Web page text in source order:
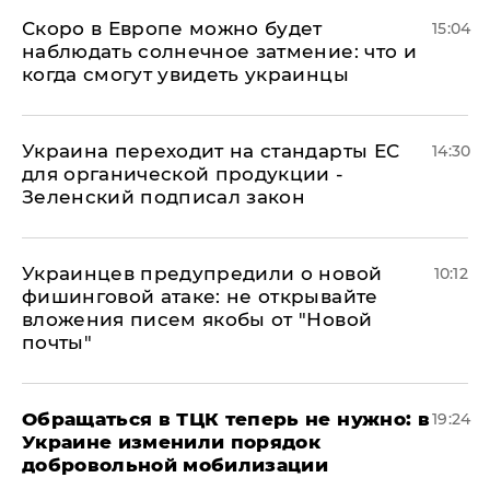
Скоро в Европе можно будет
наблюдать солнечное затмение: что и
когда смогут увидеть украинцы
15:04
Украина переходит на стандарты ЕС
для органической продукции -
Зеленский подписал закон
14:30
Украинцев предупредили о новой
фишинговой атаке: не открывайте
вложения писем якобы от "Новой
почты"
10:12
Обращаться в ТЦК теперь не нужно: в
Украине изменили порядок
добровольной мобилизации
19:24